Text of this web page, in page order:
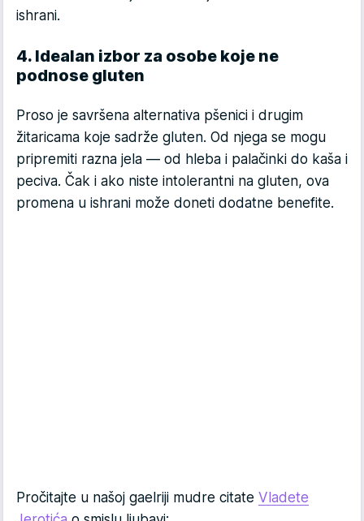
ishrani.
4. Idealan izbor za osobe koje ne
podnose gluten
Proso je savršena alternativa pšenici i drugim
žitaricama koje sadrže gluten. Od njega se mogu
pripremiti razna jela — od hleba i palačinki do kaša i
peciva. Čak i ako niste intolerantni na gluten, ova
promena u ishrani može doneti dodatne benefite.
Pročitajte u našoj gaelriji mudre citate Vladete